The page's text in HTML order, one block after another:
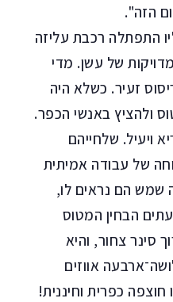
הזה".
התפתלה רכבת עליזה
של עשן. מדי
זעיר. כשלא היה
ולהציץ באנשי הכפר.
ויעיל. שלחייהם
של עבודה אמיתית
הם נראים לו,
הבחין המטוס
סינר צחור, והיא
אווזים
כפרית וחיננית!